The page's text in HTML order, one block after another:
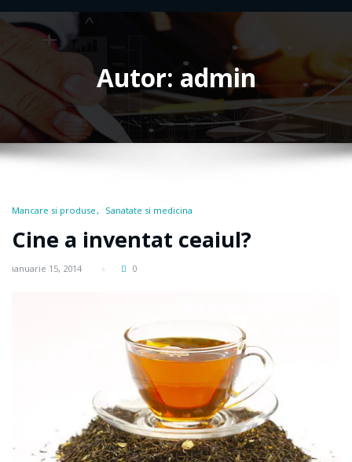
Autor: admin
Mancare si produse Sanatate si medicina
Cine a inventat ceaiul?
ianuarie 15, 2014 0